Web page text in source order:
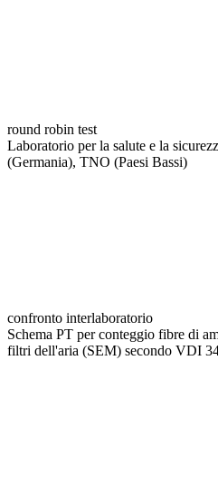
round robin test
Laboratorio per la salute e la
(Germania), TNO (Paesi Bassi)
confronto interlaboratorio
Schema PT per conteggio fibre di
filtri dell'aria (SEM) secondo VDI